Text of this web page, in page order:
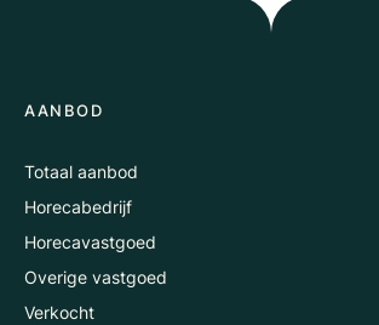
AANBOD
Totaal aanbod
Horecabedrijf
Horecavastgoed
Overige vastgoed
Verkocht